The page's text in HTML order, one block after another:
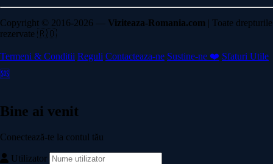
Copyright © 2016-2026 — Viziteaza-Romania.com | Toate drepturile
rezervate 🇷🇴
Termeni & Conditii Reguli Contacteaza-ne Sustine-ne ❤️ Sfaturi Utile
🆘
Bine ai venit
Conectează-te la contul tău
Utilizator